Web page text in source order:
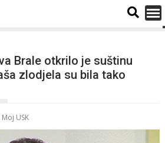
Brale otkrilo je suštinu
zlodjela su bila tako
Moj USK